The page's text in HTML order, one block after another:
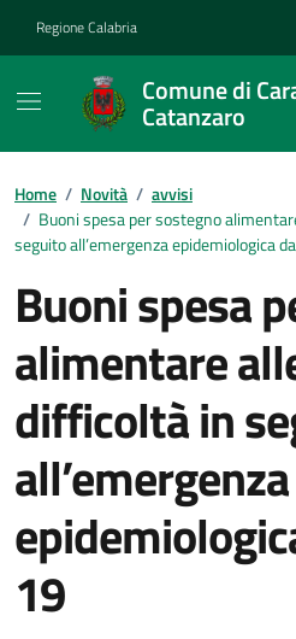
Regione Calabria
Comune di
Catanzaro
Contenuti in
Home / Novità / avvisi
/ Buoni spesa per sostegno
seguito all’emergenza epidemiologica
Buoni spesa
alimentare
difficoltà in
all’emergenza
19